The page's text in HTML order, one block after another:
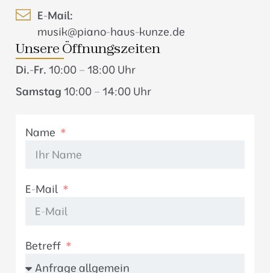
E-Mail:
musik@piano-haus-kunze.de
Unsere Öffnungszeiten
Di.-Fr. 10:00 – 18:00 Uhr
Samstag 10:00 – 14:00 Uhr
Name
E-Mail
Betreff